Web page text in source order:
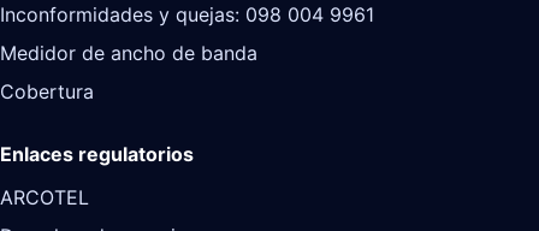
Inconformidades y quejas: 098 004 9961
Medidor de ancho de banda
Cobertura
Enlaces regulatorios
ARCOTEL